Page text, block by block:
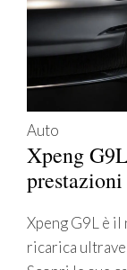
Auto
Xpeng
Xpeng G9L è
ricarica